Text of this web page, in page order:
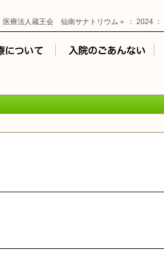
医療法人蔵王会 仙南サナトリウム＋ ： 2024 ：